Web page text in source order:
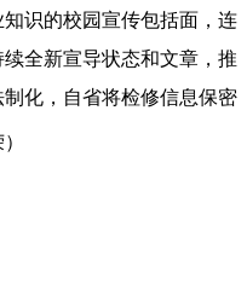
识的校园宣传包括面，连
全新宣导状态和文章，推
化，自省将检修信息保密